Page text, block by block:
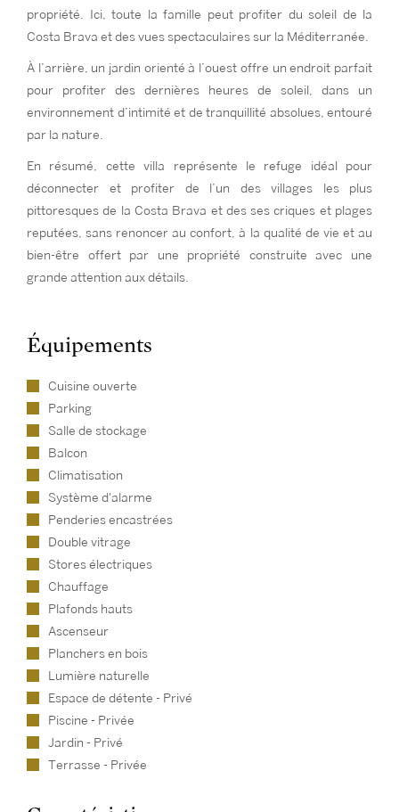
propriété. Ici, toute la famille peut profiter du soleil de la
Costa Brava et des vues spectaculaires sur la Méditerranée.
À l’arrière, un jardin orienté à l’ouest offre un endroit parfait
pour profiter des dernières heures de soleil, dans un
environnement d’intimité et de tranquillité absolues, entouré
par la nature.
En résumé, cette villa représente le refuge idéal pour
déconnecter et profiter de l’un des villages les plus
pittoresques de la Costa Brava et des ses criques et plages
reputées, sans renoncer au confort, à la qualité de vie et au
bien-être offert par une propriété construite avec une
grande attention aux détails.
Équipements
Cuisine ouverte
Parking
Salle de stockage
Balcon
Climatisation
Système d'alarme
Penderies encastrées
Double vitrage
Stores électriques
Chauffage
Plafonds hauts
Ascenseur
Planchers en bois
Lumière naturelle
Espace de détente - Privé
Piscine - Privée
Jardin - Privé
Terrasse - Privée